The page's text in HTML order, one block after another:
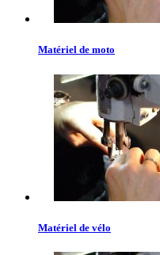
Matériel de moto
Matériel de vélo